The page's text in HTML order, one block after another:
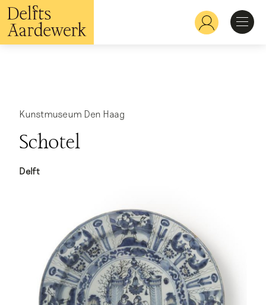
Overslaan
en
naar
de
Hoofdnavigatie
Bekijken
Kunstmuseum Den Haag
Schotel
Delft